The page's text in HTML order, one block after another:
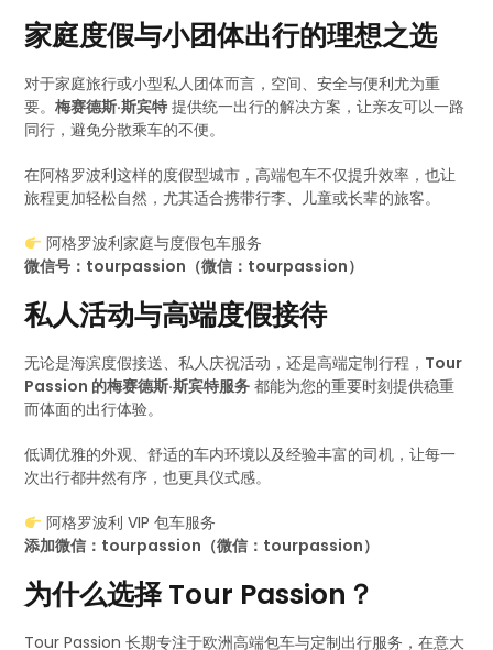
家庭度假与小团体出行的理想之选
对于家庭旅行或小型私人团体而言，空间、安全与便利尤为重
要。梅赛德斯·斯宾特 提供统一出行的解决方案，让亲友可以一路
同行，避免分散乘车的不便。
在阿格罗波利这样的度假型城市，高端包车不仅提升效率，也让
旅程更加轻松自然，尤其适合携带行李、儿童或长辈的旅客。
阿格罗波利家庭与度假包车服务
微信号：tourpassion（微信：tourpassion）
私人活动与高端度假接待
无论是海滨度假接送、私人庆祝活动，还是高端定制行程， Tour
Passion 的梅赛德斯·斯宾特服务 都能为您的重要时刻提供稳重
而体面的出行体验。
低调优雅的外观、舒适的车内环境以及经验丰富的司机，让每一
次出行都井然有序，也更具仪式感。
阿格罗波利 VIP 包车服务
添加微信：tourpassion（微信：tourpassion）
为什么选择 Tour Passion？
Tour Passion 长期专注于欧洲高端包车与定制出行服务，在意大